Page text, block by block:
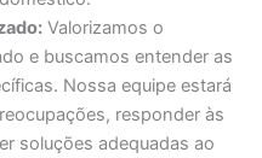
Valorizamos o
e buscamos entender as
Nossa equipe estará
responder às
soluções adequadas ao